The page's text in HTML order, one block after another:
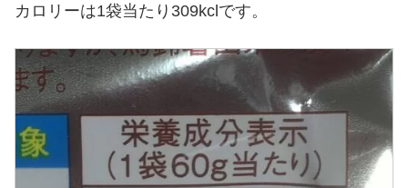
カロリーは1袋当たり309kclです。